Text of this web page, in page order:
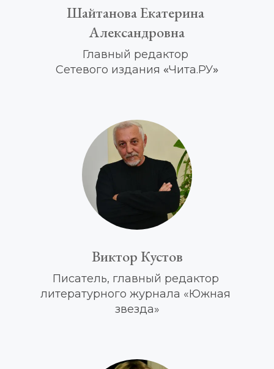
Шайтанова Екатерина
Александровна
Главный редактор
Сетевого издания «Чита.РУ»
Виктор Кустов
Писатель, главный редактор
литературного журнала «Южная
звезда»